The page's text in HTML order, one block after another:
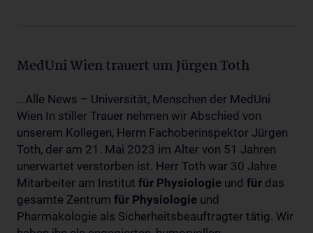
MedUni Wien trauert um Jürgen Toth
...Alle News – Universität, Menschen der MedUni
Wien In stiller Trauer nehmen wir Abschied von
unserem Kollegen, Herrn Fachoberinspektor Jürgen
Toth, der am 21. Mai 2023 im Alter von 51 Jahren
unerwartet verstorben ist. Herr Toth war 30 Jahre
Mitarbeiter am Institut für Physiologie und für das
gesamte Zentrum für Physiologie und
Pharmakologie als Sicherheitsbeauftragter tätig. Wir